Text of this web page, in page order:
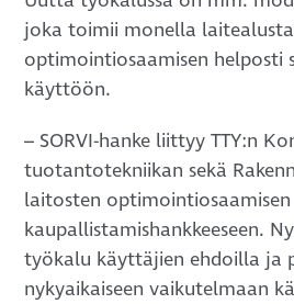
joka toimii monella
optimointiosaamisen helposti
käyttöön.
– SORVI-hanke liittyy TTY:n
tuotantotekniikan sekä
laitosten optimointiosaamisen
kaupallistamishankkeeseen.
työkalu käyttäjien ehdoilla ja
nykyaikaiseen vaikutelmaan